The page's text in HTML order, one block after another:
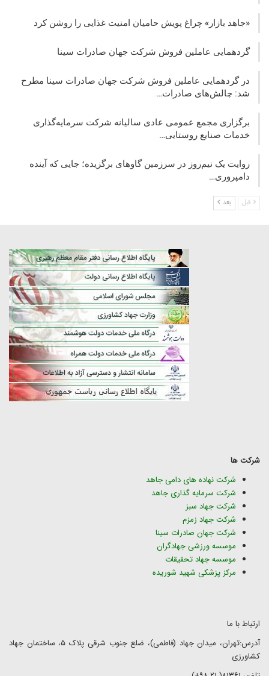
«جاهد بازار» چراغ پویش حامیان امنیت غذایی را روشن کرد
گردهمایی عاملین فروش شرکت جهان صادرات سینا
در گردهمایی عاملین فروش شرکت جهان صادرات سینا مطرح
شد: چالش‌های صادرات…
برگزاری مجمع عمومی عادی سالیانه شرکت سرمایه‌گذاری
خدمات صنایع روستایی…
روایت یک نیم‌روز در سرزمین گاوهای برگزیده؛ جایی که آینده
دامپروری…
قبل بعد
شرکت ها
شرکت نهاده های دامی جاهد
شرکت سرمایه گذاری جاهد
شرکت جهاد سبز
شرکت جهاد زمزم
شرکت جهان صادرات سینا
موسسه ورزشی جهادگران
موسسه جهاد تحقیقات
مرکز پزشکی شهید شوریده
ارتباط با ما
آدرس:تهران، میدان جهاد (فاطمی)، ضلع جنوب شرقی پلاک ۵، ساختمان جهاد
کشاورزی